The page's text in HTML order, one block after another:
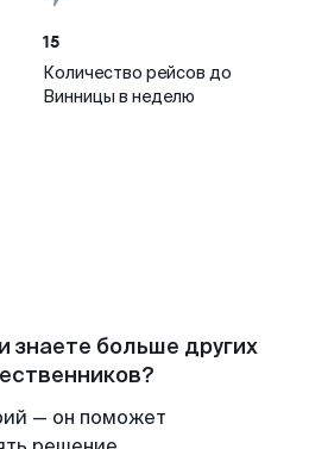
15
Количество рейсов до
Винницы в неделю
знаете больше других
— он поможет